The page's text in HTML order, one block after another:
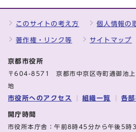
このサイトの考え方 個人情報の
著作権・リンク等 サイトマップ
京都市役所
〒604-8571 京都市中京区寺町通御池上
地
市役所へのアクセス 組織一覧 各
開庁時間
市役所本庁舎：午前8時45分から午後5